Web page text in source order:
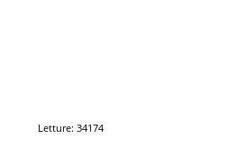
Letture: 34174